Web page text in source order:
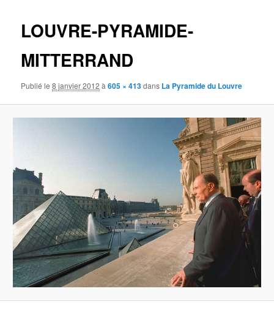
LOUVRE-PYRAMIDE-
MITTERRAND
Publié le8 janvier 2012 à605 × 413dans La Pyramide du Louvre